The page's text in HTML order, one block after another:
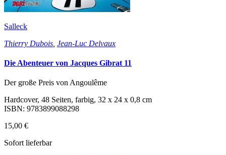
Salleck
Thierry Dubois Jean-Luc Delvaux
Die Abenteuer von Jacques Gibrat 11
Der große Preis von Angoulême
Hardcover, 48 Seiten, farbig, 32 x 24 x 0,8 cm
ISBN: 9783899088298
15,00 €
Sofort lieferbar